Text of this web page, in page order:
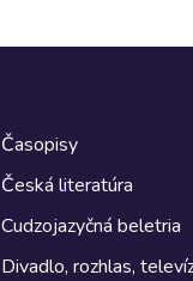
Časopisy
Česká literatúra
Cudzojazyčná beletria
Divadlo, rozhlas,